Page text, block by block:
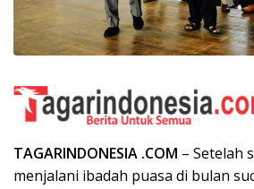
TAGARINDONESIA .COM – Setelah
menjalani ibadah puasa di bulan